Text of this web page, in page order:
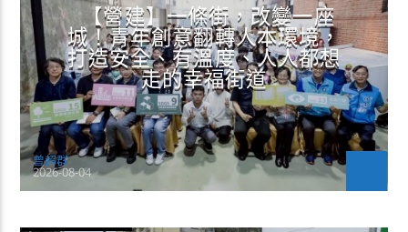
【營建】一條街，改變一座
城！青年創意翻轉人本環境，
打造安全、有溫度、人人都想
走的幸福街道
曾超群
2026-08-04